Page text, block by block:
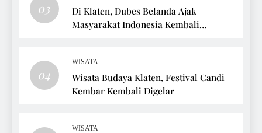
03
Di Klaten, Dubes Belanda Ajak
Masyarakat Indonesia Kembali
04
WISATA
Wisata Budaya Klaten, Festival Candi
Kembar Kembali Digelar
WISATA